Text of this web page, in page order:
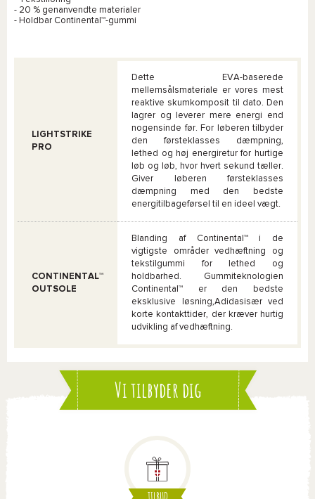
- 20 % genanvendte materialer
- Holdbar Continental™-gummi
LIGHTSTRIKE
PRO
Dette EVA-baserede
mellemsålsmateriale er vores mest
reaktive skumkomposit til dato. Den
lagrer og leverer mere energi end
nogensinde før. For løberen tilbyder
den førsteklasses dæmpning,
lethed og høj energiretur for hurtige
løb og løb, hvor hvert sekund tæller.
Giver løberen førsteklasses
dæmpning med den bedste
energitilbageførsel til en ideel vægt.
CONTINENTAL™
OUTSOLE
Blanding af Continental™ i de
vigtigste områder vedhæftning og
tekstilgummi for lethed og
holdbarhed. Gummiteknologien
Continental™ er den bedste
eksklusive løsning,Adidasisær ved
korte kontakttider, der kræver hurtig
udvikling af vedhæftning.
Vi tilbyder dig